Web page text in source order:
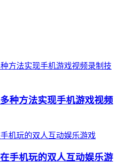
种方法实现手机游戏视频
手机玩的双人互动娱乐游